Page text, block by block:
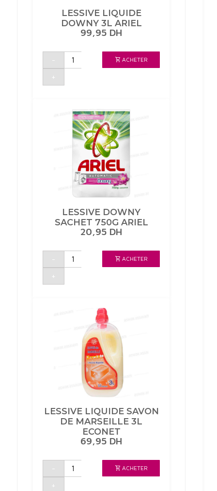
LESSIVE LIQUIDE
DOWNY 3L ARIEL
99,95 DH
-
quantité
LESSIVE
3L
+
ACHETER
LESSIVE DOWNY
SACHET 750G ARIEL
20,95 DH
-
quantité
LESSIVE
750G
+
ACHETER
LESSIVE LIQUIDE SAVON
DE MARSEILLE 3L
ECONET
69,95 DH
-
quantité
LESSIVE
+
ACHETER